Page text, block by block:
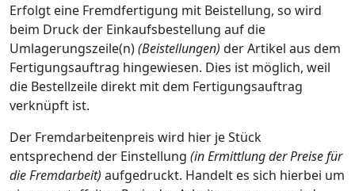
Erfolgt eine Fremdfertigung mit Beistellung, so wird
beim Druck der Einkaufsbestellung auf die
Umlagerungszeile(n)(Beistellungen) der Artikel aus dem
Fertigungsauftrag hingewiesen. Dies ist möglich, weil
die Bestellzeile direkt mit dem Fertigungsauftrag
verknüpft ist.
Der Fremdarbeitenpreis wird hier je Stück
entsprechend der Einstellung (in Ermittlung der Preise für
die Fremdarbeit) aufgedruckt. Handelt es sich hierbei um